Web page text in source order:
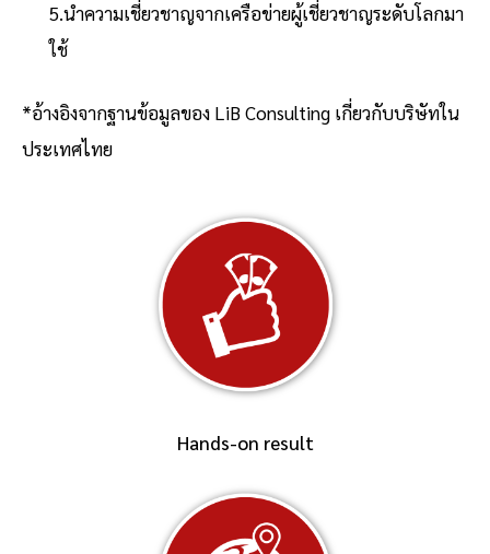
5.นำความเชี่ยวชาญจากเครือข่ายผู้เชี่ยวชาญระดับโลกมา
ใช้
*อ้างอิงจากฐานข้อมูลของ LiB Consulting เกี่ยวกับบริษัทใน
ประเทศไทย
Hands-on result